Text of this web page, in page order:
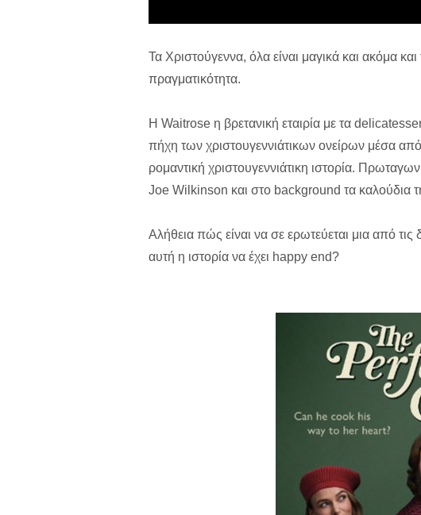
Τα Χριστούγεννα, όλα είναι μαγικά και ακόμα
πραγματικότητα.
Η Waitrose η βρετανική εταιρία με τα
πήχη των χριστουγεννιάτικων ονείρων μέσα
ρομαντική χριστουγεννιάτικη ιστορία.
Joe Wilkinson και στο background τα καλούδια
Αλήθεια πώς είναι να σε ερωτεύεται μια από
αυτή η ιστορία να έχει happy end?